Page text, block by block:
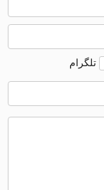
تلگرام